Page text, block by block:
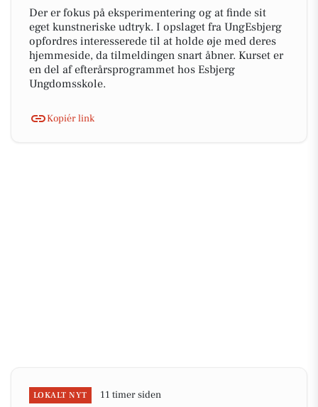
Der er fokus på eksperimentering og at finde sit
eget kunstneriske udtryk. I opslaget fra UngEsbjerg
opfordres interesserede til at holde øje med deres
hjemmeside, da tilmeldingen snart åbner. Kurset er
en del af efterårsprogrammet hos Esbjerg
Ungdomsskole.
Kopiér link
LOKALT NYT 11 timer siden